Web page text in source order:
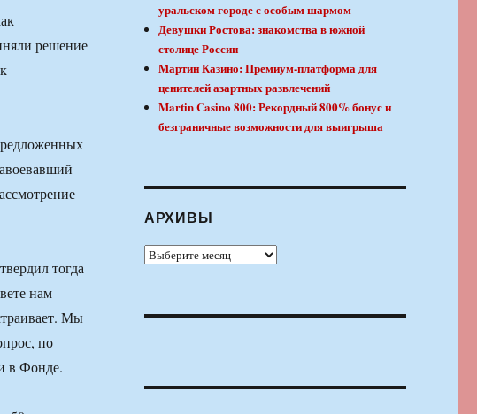
решение
тогда
нам
Мы
по
в Фонде.
уральском городе с особым шармом
Девушки Ростова: знакомства в южной
столице России
Мартин Казино: Премиум-платформа для
ценителей азартных развлечений
Martin Casino 800: Рекордный 800% бонус и
безграничные возможности для выигрыша
АРХИВЫ
Архивы